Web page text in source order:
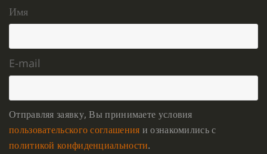
Имя
E-mail
Отправляя заявку, Вы принимаете условия
пользовательского соглашения и ознакомились с
политикой конфиденциальности.